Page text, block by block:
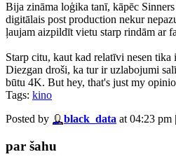
Bija zināma loģika tanī, kāpēc
digitālais post production nekur
ļaujam aizpildīt vietu starp rindām ar
Starp citu, kaut kad relatīvi nesen
Diezgan droši, ka tur ir uzlabojumi
būtu 4K. But hey, that's just my
Tags: kino
Posted by
black_data at 04:23 pm |
par šahu